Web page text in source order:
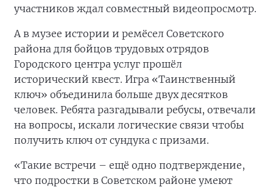
участников ждал совместный видеопросмотр.
А в музее истории и ремёсел Советского
района для бойцов трудовых отрядов
Городского центра услуг прошёл
исторический квест. Игра «Таинственный
ключ» объединила больше двух десятков
человек. Ребята разгадывали ребусы, отвечали
на вопросы, искали логические связи чтобы
получить ключ от сундука с призами.
«Такие встречи – ещё одно подтверждение,
что подростки в Советском районе умеют